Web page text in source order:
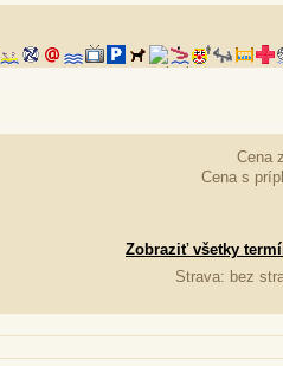
Cena
Cena s
Zobraziť všetky
Strava: bez